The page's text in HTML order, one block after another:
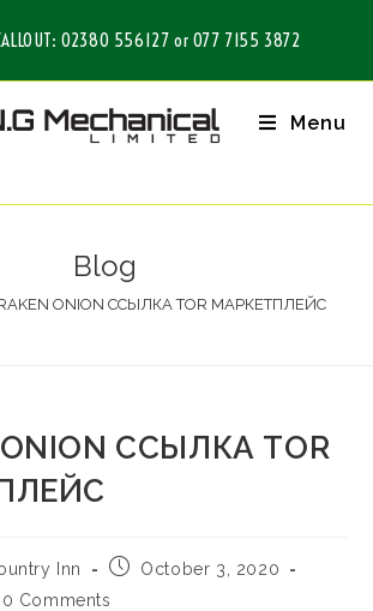
CALLOUT: 02380 556127 or 077 7155 3872
Menu
Blog
ONION ССЫЛКА TOR МАРКЕТПЛЕЙС
ONION ССЫЛКА TOR
Inn
October 3, 2020
0 Comments